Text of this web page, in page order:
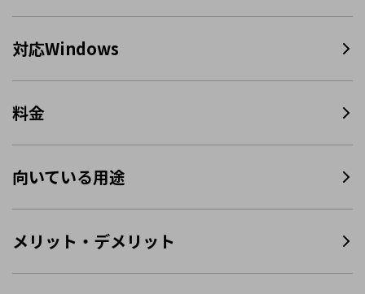
対応Windows
料金
向いている用途
メリット・デメリット